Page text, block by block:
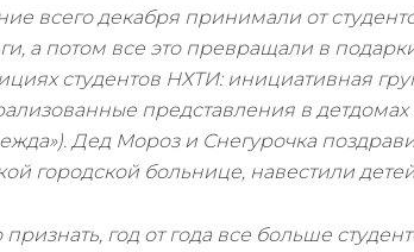
всего декабря принимали от
а потом все это превращали в
студентов НХТИ: инициативная
представления в
Дед Мороз и Снегурочка
городской больнице, навестили
признать, год от года все больше